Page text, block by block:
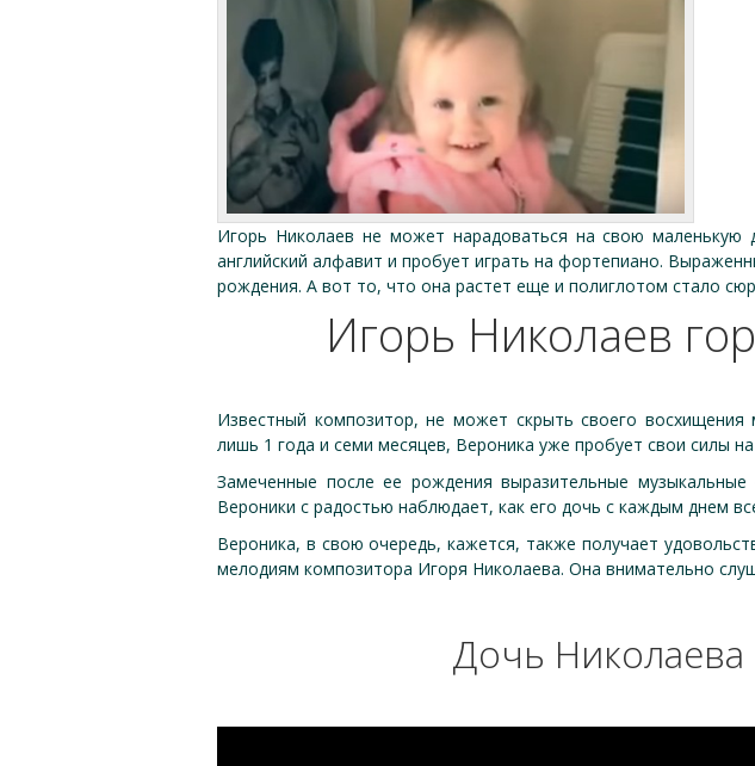
Игорь Николаев не может нарадоваться на свою
английский алфавит и пробует играть на фортепиано.
рождения. А вот то, что она растет еще и полиглотом стало
Игорь Николаев
Известный композитор, не может скрыть своего
лишь 1 года и семи месяцев, Вероника уже пробует свои силы
Замеченные после ее рождения выразительные
Вероники с радостью наблюдает, как его дочь с каждым днем
Вероника, в свою очередь, кажется, также получает
мелодиям композитора Игоря Николаева. Она внимательно
Дочь Николаева